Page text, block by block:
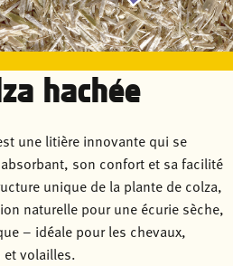
hachée
une litière innovante qui se
son confort et sa facilité
unique de la plante de colza,
naturelle pour une écurie sèche,
– idéale pour les chevaux,
volailles.